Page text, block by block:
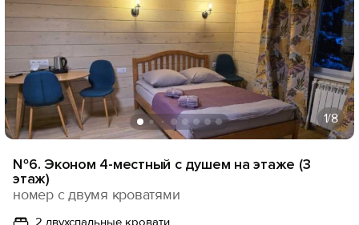
1/8
№6. Эконом 4-местный с душем на этаже (3
этаж)
номер с двумя кроватями
2 двухспальные кровати